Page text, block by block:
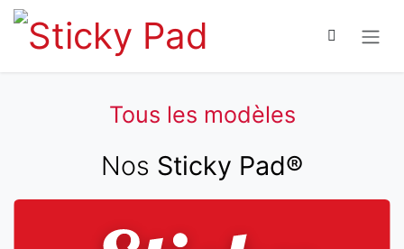
Se rendre au contenu
Tous les modèles
Nos Sticky Pad®